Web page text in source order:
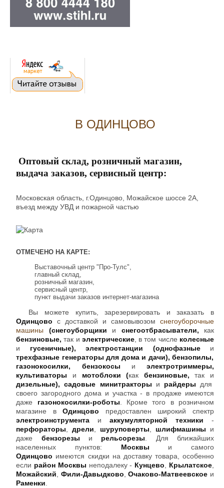
В ОДИНЦОВО
Оптовый склад, розничный магазин,
выдача заказов, сервисный центр:
Московская область, г.Одинцово, Можайское шоссе 2А,
въезд между УВД и пожарной частью
ОТМЕЧЕНО НА КАРТЕ:
Выставочный центр "Про-Тулс",
главный склад,
розничный магазин,
сервисный центр,
пункт выдачи заказов интернет-магазина
Вы можете купить, зарезервировать и заказать в
Одинцово с доставкой и самовывозом снегоуборочные
машины (снегоуборщики и снегоотбрасыватели, как
бензиновые,так и электрические, в том числе колесные
и гусеничные), электростанции (однофазныеи
трехфазные генераторы для дома и дачи), бензопилы,
газонокосилки, бензокосы и электротриммеры,
культиваторы и мотоблоки (как бензиновые,так и
дизельные), садовые минитракторы и райдеры для
своего загородного дома и участка - в продаже имеются
даже газонокосилки-роботы. Кроме того в розничном
магазине вОдинцово предоставлен широкий спектр
электроинструмента иаккумуляторной техники -
перфораторы, дрели, шуруповерты, шлифмашины и
даже бензорезы и рельсорезы. Для ближайших
населенных пунктов: Москвы и самого
Одинцово имеются скидки на доставку товара, особенно
если район Москвы неподалеку - Кунцево, Крылатское,
Можайский, Фили-Давыдково,Очаково-Матвеевское и
Раменки.